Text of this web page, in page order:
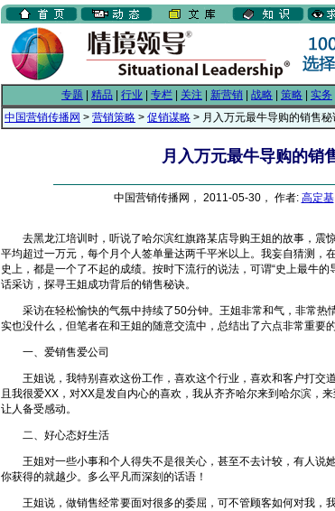
专题 精品 行业 专栏 关注 新营销 战略 策略 实务
中国营销传播网 > 营销策略 > 促销谋略 > 月入万元最牛导购的销售秘
月入万元最牛导购的销
中国营销传播网， 2011-05-30， 作者: 高定基
去黑龙江培训时，听说了哈尔滨红旗路某店导购王姐的故事，震
平均超过一万元，每个月个人签单量达两千平米以上。我妄自猜测，
史上，都是一个了不起的成绩。按时下流行的说法，可谓“史上最牛
话采访，探寻王姐成功背后的销售秘诀。
采访在轻松愉快的气氛中持续了50分钟。王姐非常和气，非常热
实也没什么，但笔者在和王姐的随意交流中，总结出了六点非常重
一、爱销售爱公司
王姐说，我特别喜欢这份工作，喜欢这个行业，喜欢和客户打交
且我很爱XX，对XX是发自内心的喜欢，我从齐齐哈尔来到哈尔滨，
让人备受感动。
二、好心态好生活
王姐对一些小事和个人得失不是很关心，甚至不去计较，有人说她
你获得的就越少。多么平凡而深刻的话语！
王姐说，做销售经常要面对很多的委屈，可不管顾客如何对我，